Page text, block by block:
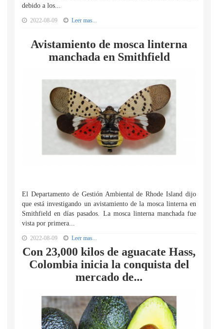
debido a los...
2022-08-09 Leer mas...
Avistamiento de mosca linterna
manchada en Smithfield
El Departamento de Gestión Ambiental de Rhode Island dijo
que está investigando un avistamiento de la mosca linterna en
Smithfield en días pasados. La mosca linterna manchada fue
vista por primera...
2022-08-09 Leer mas...
Con 23,000 kilos de aguacate Hass,
Colombia inicia la conquista del
mercado de...